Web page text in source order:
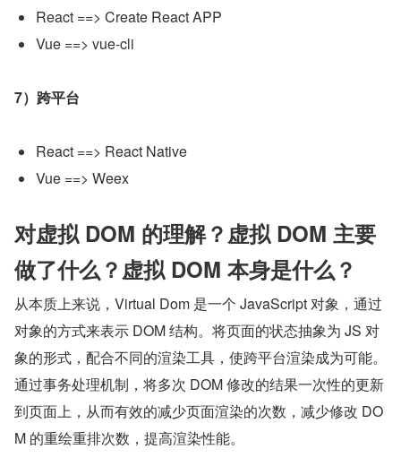
React ==> Create React APP
Vue ==> vue-cli
7）跨平台
React ==> React Native
Vue ==> Weex
对虚拟 DOM 的理解？虚拟 DOM 主要
做了什么？虚拟 DOM 本身是什么？
从本质上来说，Virtual Dom 是一个 JavaScript 对象，通过
对象的方式来表示 DOM 结构。将页面的状态抽象为 JS 对
象的形式，配合不同的渲染工具，使跨平台渲染成为可能。
通过事务处理机制，将多次 DOM 修改的结果一次性的更新
到页面上，从而有效的减少页面渲染的次数，减少修改 DO
M 的重绘重排次数，提高渲染性能。